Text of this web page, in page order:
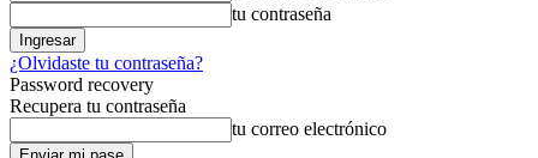
tu contraseña
¿Olvidaste tu contraseña?
Password recovery
Recupera tu contraseña
tu correo electrónico